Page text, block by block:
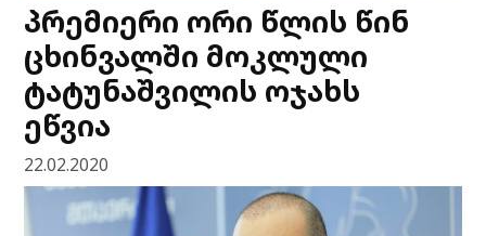
პრემიერი ორი წლის წინ
ცხინვალში მოკლული
ტატუნაშვილის ოჯახს
ეწვია
22.02.2020